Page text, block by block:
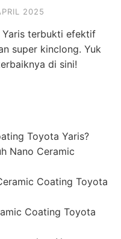
2025
Yaris terbukti efektif
super kinclong. Yuk
di sini!
Toyota Yaris?
Nano Ceramic
Coating Toyota
Coating Toyota